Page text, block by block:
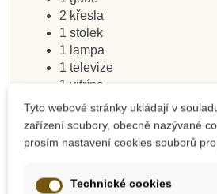
2 křesla
1 stolek
1 lampa
1 televize
1 vitrína
Sada je kompatibilní se všemi
nábytkem pro panenky značky
Vyrobeno v Thajsku
Tyto webové stránky ukládají v
zařízení soubory, obecně nazývané
prosím nastavení cookies souborů
Technické cookies